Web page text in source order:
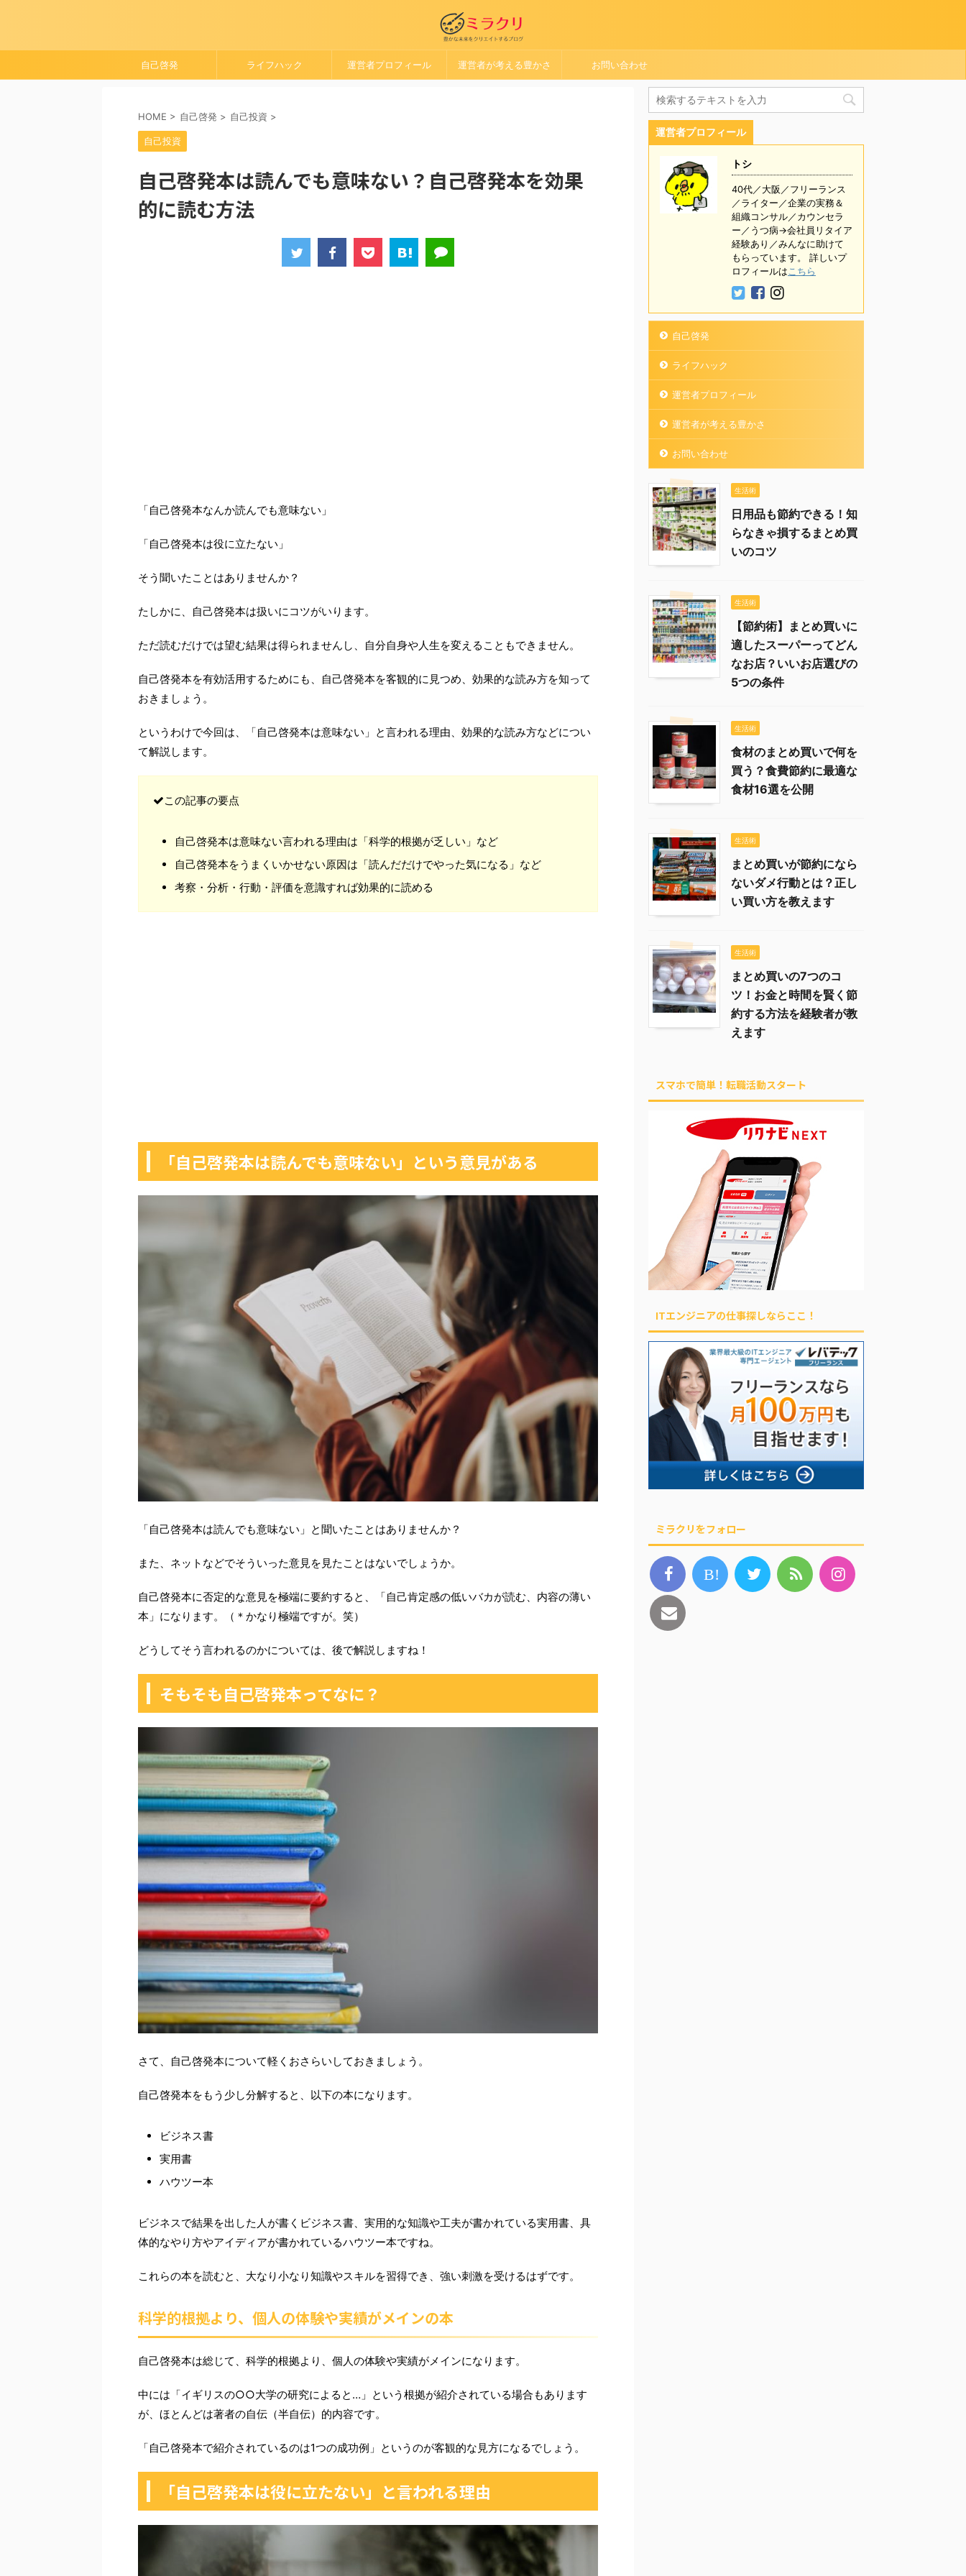
自己啓発 ライフハック 運営者プロフィール 運営者が考える豊かさ お問い合わせ
HOME > 自己啓発 > 自己投資 >
自己投資
自己啓発本は読んでも意味ない？自己啓発本を効果
的に読む方法
「自己啓発本なんか読んでも意味ない」
「自己啓発本は役に立たない」
そう聞いたことはありませんか？
たしかに、自己啓発本は扱いにコツがいります。
ただ読むだけでは望む結果は得られませんし、自分自身や人生を変えることもできません。
自己啓発本を有効活用するためにも、自己啓発本を客観的に見つめ、効果的な読み方を知って
おきましょう。
というわけで今回は、「自己啓発本は意味ない」と言われる理由、効果的な読み方などについ
て解説します。
この記事の要点
自己啓発本は意味ない言われる理由は「科学的根拠が乏しい」など
自己啓発本をうまくいかせない原因は「読んだだけでやった気になる」など
考察・分析・行動・評価を意識すれば効果的に読める
「自己啓発本は読んでも意味ない」という意見がある
「自己啓発本は読んでも意味ない」と聞いたことはありませんか？
また、ネットなどでそういった意見を見たことはないでしょうか。
自己啓発本に否定的な意見を極端に要約すると、「自己肯定感の低いバカが読む、内容の薄い
本」になります。（＊かなり極端ですが。笑）
どうしてそう言われるのかについては、後で解説しますね！
そもそも自己啓発本ってなに？
さて、自己啓発本について軽くおさらいしておきましょう。
自己啓発本をもう少し分解すると、以下の本になります。
ビジネス書
実用書
ハウツー本
ビジネスで結果を出した人が書くビジネス書、実用的な知識や工夫が書かれている実用書、具
体的なやり方やアイディアが書かれているハウツー本ですね。
これらの本を読むと、大なり小なり知識やスキルを習得でき、強い刺激を受けるはずです。
科学的根拠より、個人の体験や実績がメインの本
自己啓発本は総じて、科学的根拠より、個人の体験や実績がメインになります。
中には「イギリスの○○大学の研究によると…」という根拠が紹介されている場合もあります
が、ほとんどは著者の自伝（半自伝）的内容です。
「自己啓発本で紹介されているのは1つの成功例」というのが客観的な見方になるでしょう。
「自己啓発本は役に立たない」と言われる理由
運営者プロフィール
トシ
40代／大阪／フリーランス
／ライター／企業の実務＆
組織コンサル／カウンセラ
ー／うつ病→会社員リタイア
経験あり／みんなに助けて
もらっています。 詳しいプ
ロフィールはこちら
自己啓発
ライフハック
運営者プロフィール
運営者が考える豊かさ
お問い合わせ
生活術
日用品も節約できる！知
らなきゃ損するまとめ買
いのコツ
生活術
【節約術】まとめ買いに
適したスーパーってどん
なお店？いいお店選びの
5つの条件
生活術
食材のまとめ買いで何を
買う？食費節約に最適な
食材16選を公開
生活術
まとめ買いが節約になら
ないダメ行動とは？正し
い買い方を教えます
生活術
まとめ買いの7つのコ
ツ！お金と時間を賢く節
約する方法を経験者が教
えます
スマホで簡単！転職活動スタート
ITエンジニアの仕事探しならここ！
ミラクリをフォロー
B!